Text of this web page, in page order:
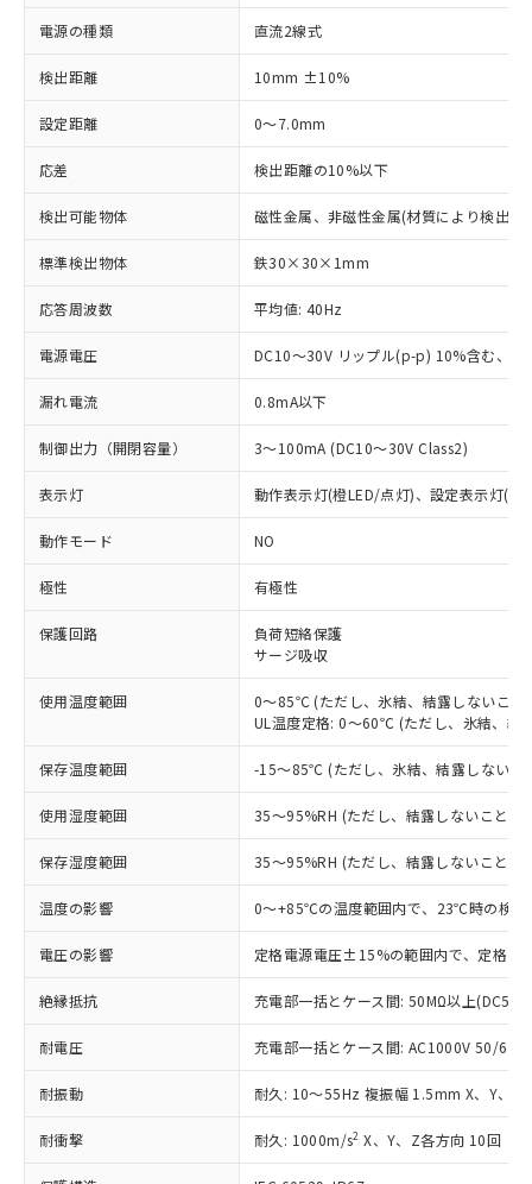
電源の種類 直流2線式
検出距離 10mm ±10%
設定距離 0～7.0mm
応差 検出距離の10%以下
検出可能物体 磁性金属、非磁性金属(材質により検出距
標準検出物体 鉄30×30×1mm
応答周波数 平均値: 40Hz
電源電圧 DC10～30V リップル(p-p) 10%含む、
漏れ電流 0.8mA以下
制御出力（開閉容量） 3～100mA (DC10～30V Class2)
表示灯 動作表示灯(橙LED/点灯)、設定表示灯(緑
動作モード NO
極性 有極性
保護回路
負荷短絡保護
サージ吸収
使用温度範囲
0～85℃ (ただし、氷結、結露しないこと)
UL温度定格: 0～60℃ (ただし、氷結、結
保存温度範囲 -15～85℃ (ただし、氷結、結露しないこ
使用湿度範囲 35～95%RH (ただし、結露しないこと)
保存湿度範囲 35～95%RH (ただし、結露しないこと)
温度の影響 0～+85℃の温度範囲内で、23℃時の検
電圧の影響 定格電源電圧±15%の範囲内で、定格電
絶縁抵抗 充電部一括とケース間: 50MΩ以上
耐電圧 充電部一括とケース間: AC1000V 50/
耐振動 耐久: 10～55Hz 複振幅 1.5mm X、Y、Z
耐衝撃 耐久: 1000m/s2 X、Y、Z各方向 10回
ご利用条件
以下の条件をお読みいただき、同意のうえ
ご利用ください。
本サービスは、当社制御機器事業取扱
商品の当社在庫状況および標準価格
(税抜)を提供させていただくもので
当社制御機器事業取扱商品の中には、
本サービスの対象外となる商品もある
ことをご了承ください。
在庫状況および標準価格照会結果は、
記載している更新日時点での社内デー
タに基づき作成されるものであり、閲
覧された時点での実際の在庫および標
準価格とは異なる場合があることをご
対応済み：EU RoHS指令（10物質）の
非含有に対応した製品が提供可能な商品で
す。
対応予定：EU RoHS指令（10物質）の非含
有に対応した製品に切り替える予定のある
商品です。
対応予定なし：EU RoHS指令（10物質）の
非含有に非対応の商品で、対応品を出す予
定はありません。
調査・確認中：EU RoHS指令（10物質）の
非含有の対応状況を調査中または確認中の
非該当品：ライセンス料など無形物で、有
害物質有無と関係のない商品です。
仕入先様の事情により、非含有部品として
むを得ず変更することがあります。
ミウム(Cd) 100ppm以下、
六価クロム(Cr(Ⅵ)) 1000ppm以下、ポリ臭化ビフェニル
類(PBB) 1000ppm以下、ポリ臭化ジフェニルエーテル類
※1 中国RoHS○×表
「○」：最大均質材料含有率が中国RoHSの
基準値以下であることを示します。
「×」：最大均質材料含有率が中国RoHSの
基準値を超えていることを示します。
「－」：未確認です。当社販売部門へお問
*中国RoHS10物質の基準値 (GB/T26572)：
Pb(鉛) :1000ppm、 Hg(水銀) : 1000ppm、 Cd(カドミウ
当社は、これら貴社製品のうち、外国
（以下｢規制貨物等」という）を輸出
または国外への提供する場合は、日本
国政府の輸出許可(または役務取引許
可)を取得するなどの必要な手続きを